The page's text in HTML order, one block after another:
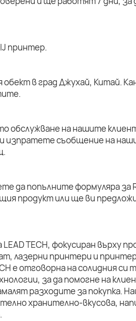
принтер.
обект в град Джухай, Китай.
обслужване на нашите
изпратете съобщение на
да попълните формуляра за
продукт или ще ви
TECH, фокусиран върху
лазерни принтери и
е отговорна на солидния си
за да помогне на
разходите за покупка.
хранително-вкусова,